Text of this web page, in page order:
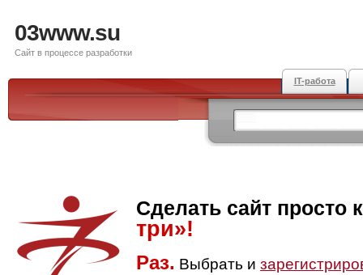
03www.su
Сайт в процессе разработки
IT-работа
Сделать сайт просто
три»!
Раз. Выбрать и